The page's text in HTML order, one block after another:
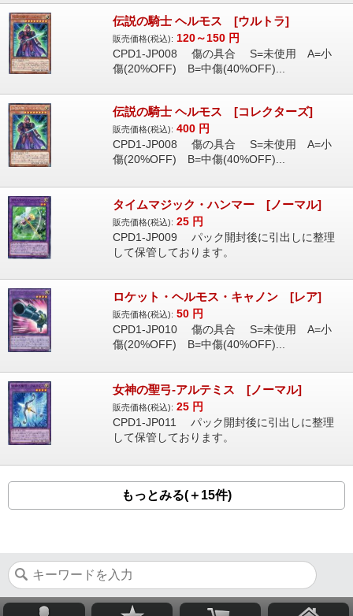
伝説の騎士 ヘルモス [ウルトラ]
販売価格(税込): 120～150 円
CPD1-JP008 傷の具合 S=未使用 A=小
傷(20%OFF) B=中傷(40%OFF)...
伝説の騎士 ヘルモス [コレクターズ]
販売価格(税込): 400 円
CPD1-JP008 傷の具合 S=未使用 A=小
傷(20%OFF) B=中傷(40%OFF)...
タイムマジック・ハンマー [ノーマル]
販売価格(税込): 25 円
CPD1-JP009 パック開封後に引出しに整理
して保管しております。
ロケット・ヘルモス・キャノン [レア]
販売価格(税込): 50 円
CPD1-JP010 傷の具合 S=未使用 A=小
傷(20%OFF) B=中傷(40%OFF)...
女神の聖弓-アルテミス [ノーマル]
販売価格(税込): 25 円
CPD1-JP011 パック開封後に引出しに整理
して保管しております。
もっとみる(＋15件)